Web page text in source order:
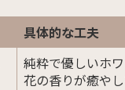
具体的な工夫
純粋で優しいホ
花の香りが癒やし